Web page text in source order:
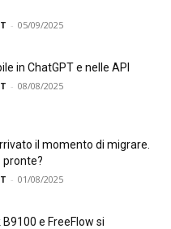
- 05/09/2025
in ChatGPT e nelle API
- 08/08/2025
il momento di migrare.
pronte?
- 01/08/2025
e FreeFlow si